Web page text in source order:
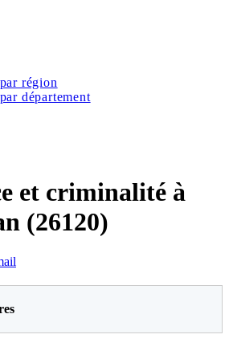
région
département
et criminalité à
(26120)